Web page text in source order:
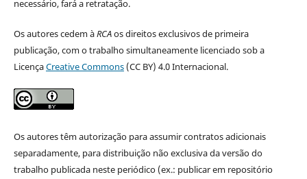
necessário, fará a retratação.
Os autores cedem àRCAos direitos exclusivos de primeira
publicação, com o trabalho simultaneamente licenciado sob a
LicençaCreative Commons(CC BY) 4.0 Internacional.
Os autores têm autorização para assumir contratos adicionais
separadamente, para distribuição não exclusiva da versão do
trabalho publicada neste periódico (ex.: publicar em repositório